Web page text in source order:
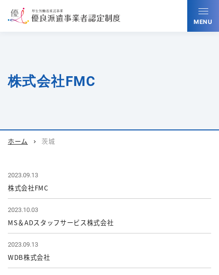
MENU
株式会社FMC
ホーム chevron_right 茨城
2023.09.13
株式会社FMC
2023.10.03
MS＆ADスタッフサービス株式会社
2023.09.13
WDB株式会社